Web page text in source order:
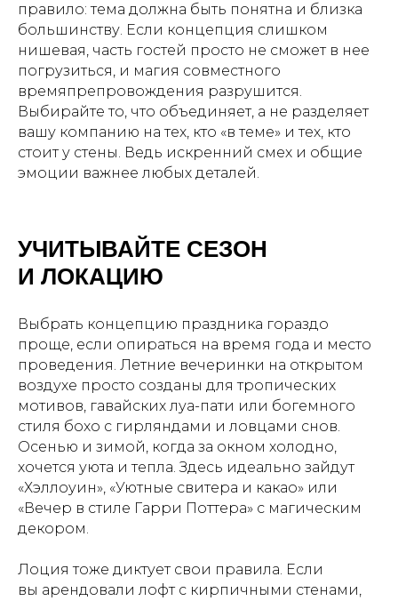
правило: тема должна быть понятна и близка
большинству. Если концепция слишком
нишевая, часть гостей просто не сможет в нее
погрузиться, и магия совместного
времяпрепровождения разрушится.
Выбирайте то, что объединяет, а не разделяет
вашу компанию на тех, кто «в теме» и тех, кто
стоит у стены. Ведь искренний смех и общие
эмоции важнее любых деталей.
УЧИТЫВАЙТЕ СЕЗОН
И ЛОКАЦИЮ
Выбрать концепцию праздника гораздо
проще, если опираться на время года и место
проведения. Летние вечеринки на открытом
воздухе просто созданы для тропических
мотивов, гавайских луа-пати или богемного
стиля бохо с гирляндами и ловцами снов.
Осенью и зимой, когда за окном холодно,
хочется уюта и тепла. Здесь идеально зайдут
«Хэллоуин», «Уютные свитера и какао» или
«Вечер в стиле Гарри Поттера» с магическим
декором.
Лоция тоже диктует свои правила. Если
вы арендовали лофт с кирпичными стенами,